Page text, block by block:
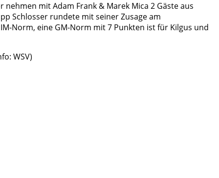
nehmen mit Adam Frank & Marek Mica 2 Gäste aus
Schlosser rundete mit seiner Zusage am
Norm, eine GM-Norm mit 7 Punkten ist für Kilgus und
WSV)